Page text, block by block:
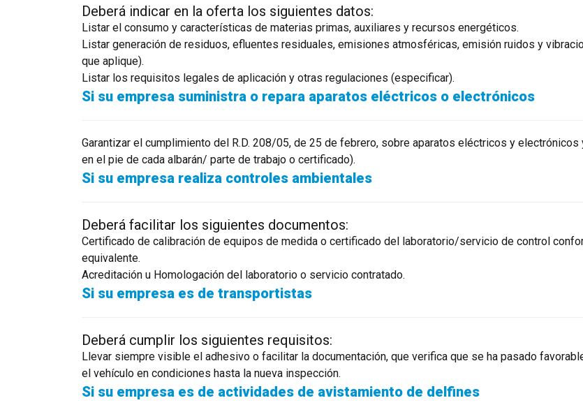
Deberá indicar en la oferta los siguientes datos:
Listar el consumo y características de materias primas, auxiliares y recursos energéticos.
Listar generación de residuos, efluentes residuales, emisiones atmosféricas, emisión ruidos y
que aplique).
Listar los requisitos legales de aplicación y otras regulaciones (especificar).
Si su empresa suministra o repara aparatos eléctricos o electrónicos
Garantizar el cumplimiento del R.D. 208/05, de 25 de febrero, sobre aparatos eléctricos y
en el pie de cada albarán/ parte de trabajo o certificado).
Si su empresa realiza controles ambientales
Deberá facilitar los siguientes documentos:
Certificado de calibración de equipos de medida o certificado del laboratorio/servicio de control
equivalente.
Acreditación u Homologación del laboratorio o servicio contratado.
Si su empresa es de transportistas
Deberá cumplir los siguientes requisitos:
Llevar siempre visible el adhesivo o facilitar la documentación, que verifica que se ha pasado
el vehículo en condiciones hasta la nueva inspección.
Si su empresa es de actividades de avistamiento de delfines